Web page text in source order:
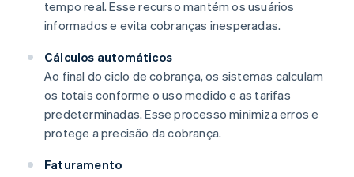
tempo real. Esse recurso mantém os usuários
informados e evita cobranças inesperadas.
Cálculos automáticos
Ao final do ciclo de cobrança, os sistemas calculam
os totais conforme o uso medido e as tarifas
predeterminadas. Esse processo minimiza erros e
protege a precisão da cobrança.
Faturamento